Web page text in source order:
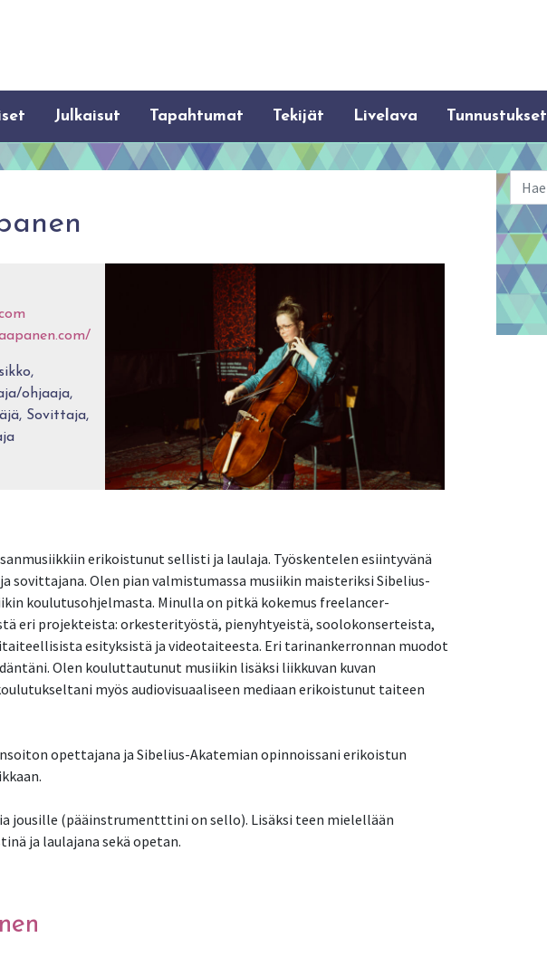
Julkaisut Tapahtumat Tekijät Livelava Tunnustukset
ohjaaja,
Sovittaja,
erikoistunut sellisti ja laulaja. Työskentelen esiintyvänä
sovittajana. Olen pian valmistumassa musiikin maisteriksi Sibelius-
koulutusohjelmasta. Minulla on pitkä kokemus freelancer-
eri projekteista: orkesterityöstä, pienyhtyeistä, soolokonserteista,
esityksistä ja videotaiteesta. Eri tarinankerronnan muodot
Olen kouluttautunut musiikin lisäksi liikkuvan kuvan
myös audiovisuaaliseen mediaan erikoistunut taiteen
opettajana ja Sibelius-Akatemian opinnoissani erikoistun
jousille (pääinstrumentttini on sello). Lisäksi teen mielellään
ja laulajana sekä opetan.
Haku